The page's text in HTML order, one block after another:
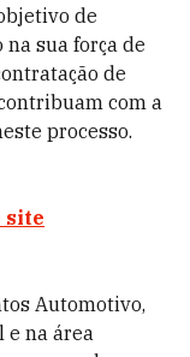
de
sua força de
de
com a
processo.
site
Automotivo,
e na área